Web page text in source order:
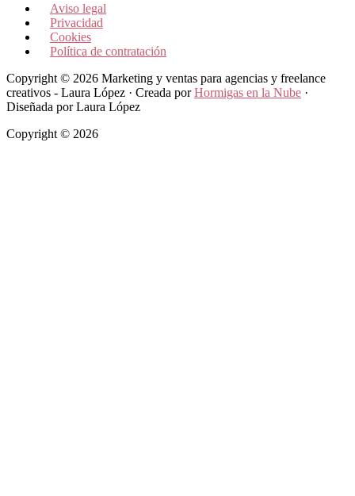
Aviso legal
Privacidad
Cookies
Política de contratación
Copyright © 2026 Marketing y ventas para agencias y freelance
creativos - Laura López · Creada porHormigas en la Nube ·
Diseñada por Laura López
Copyright © 2026